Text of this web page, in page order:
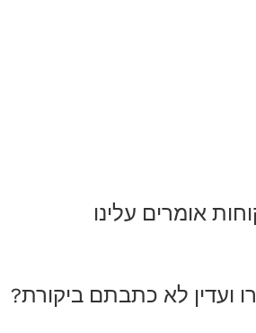
אומרים עלינו
ועדין לא כתבתם ביקורת?